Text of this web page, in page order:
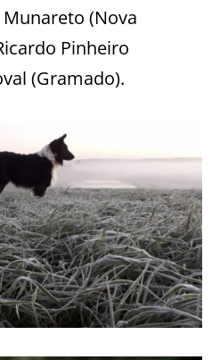
(Nova
Pinheiro
(Gramado).